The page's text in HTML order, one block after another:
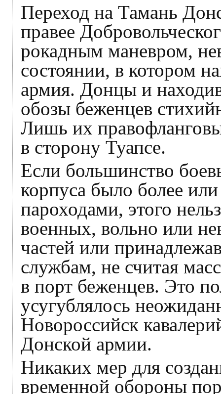
Переход на Тамань
правее
рокадным маневром,
состоянии, в котором
армия. Донцы и
обозы беженцев
Лишь их
в сторону Туапсе.
Если большинство
корпуса было более
пароходами, этого
военных, вольно или
частей или
службам, не считая
в порт беженцев. Это
усугублялось
Новороссийск
Донской армии.
Никаких мер для
временной обороны